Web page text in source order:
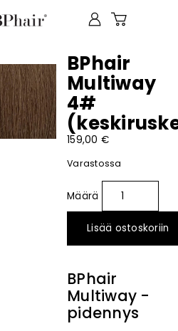
BPhair
Multiway
4#
159,00 €
Varastossa
Lisää ostoskoriin
BPhair
Multiway -
pidennys